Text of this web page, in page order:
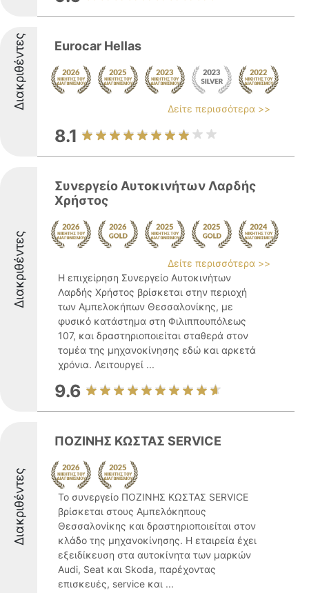
Διακριθέντες Eurocar Hellas
Δείτε περισσότερα >>
8.1
Διακριθέντες
Συνεργείο Αυτοκινήτων Λαρδής
Χρήστος
Δείτε περισσότερα >>
Η επιχείρηση Συνεργείο Αυτοκινήτων
Λαρδής Χρήστος βρίσκεται στην περιοχή
των Αμπελοκήπων Θεσσαλονίκης, με
φυσικό κατάστημα στη Φιλιππουπόλεως
107, και δραστηριοποιείται σταθερά στον
τομέα της μηχανοκίνησης εδώ και αρκετά
χρόνια. Λειτουργεί ...
9.6
Διακριθέντες
ΠΟΖΙΝΗΣ ΚΩΣΤΑΣ SERVICE
Το συνεργείο ΠΟΖΙΝΗΣ ΚΩΣΤΑΣ SERVICE
βρίσκεται στους Αμπελόκηπους
Θεσσαλονίκης και δραστηριοποιείται στον
κλάδο της μηχανοκίνησης. Η εταιρεία έχει
εξειδίκευση στα αυτοκίνητα των μαρκών
Audi, Seat και Skoda, παρέχοντας
επισκευές, service και ...